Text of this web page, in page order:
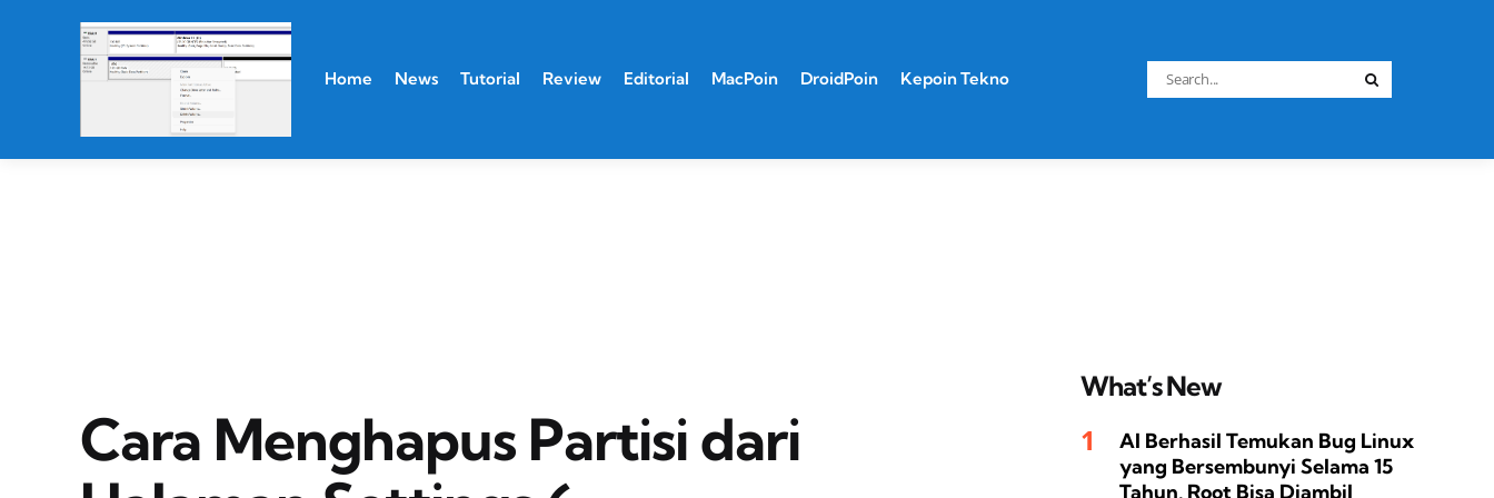
Home News Tutorial Review Editorial MacPoin DroidPoin Kepoin Tekno
Search
for:
Cara Menghapus Partisi dari
What’s New
AI Berhasil Temukan Bug Linux
yang Bersembunyi Selama 15
Tahun, Root Bisa Diambil